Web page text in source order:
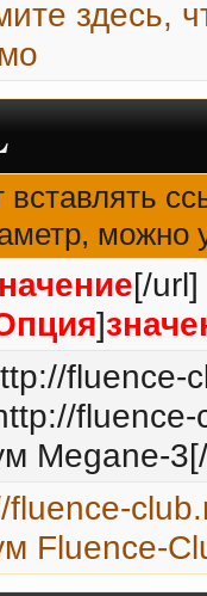
здесь,
вставлять
можно
[/url]
]
fluence-
Megane-
fluence-
Fluence-